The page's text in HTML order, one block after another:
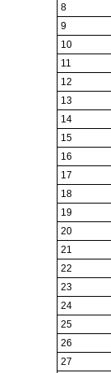
8
9
10
11
12
13
14
15
16
17
18
19
20
21
22
23
24
25
26
27